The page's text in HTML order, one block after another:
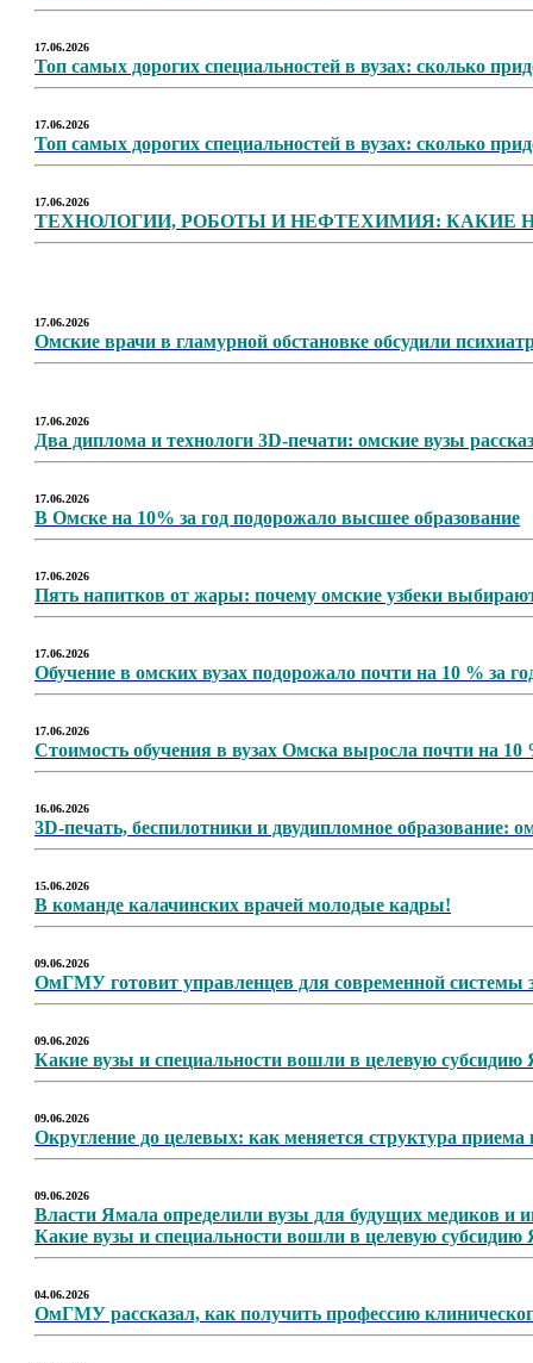
17.06.2026
Топ самых дорогих специальностей в вузах: сколько
17.06.2026
Топ самых дорогих специальностей в вузах: сколько
17.06.2026
ТЕХНОЛОГИИ, РОБОТЫ И НЕФТЕХИМИЯ: КАКИЕ
17.06.2026
Омские врачи в гламурной обстановке обсудили
17.06.2026
Два диплома и технологи 3D-печати: омские вузы
17.06.2026
В Омске на 10% за год подорожало высшее образование
17.06.2026
Пять напитков от жары: почему омские узбеки
17.06.2026
Обучение в омских вузах подорожало почти на 10 % за
17.06.2026
Стоимость обучения в вузах Омска выросла почти на 10
16.06.2026
3D-печать, беспилотники и двудипломное образование:
15.06.2026
️В команде калачинских врачей молодые кадры!
09.06.2026
ОмГМУ готовит управленцев для современной системы
09.06.2026
Какие вузы и специальности вошли в целевую субсидию
09.06.2026
Округление до целевых: как меняется структура приема
09.06.2026
Власти Ямала определили вузы для будущих медиков и
Какие вузы и специальности вошли в целевую субсидию
04.06.2026
ОмГМУ рассказал, как получить профессию